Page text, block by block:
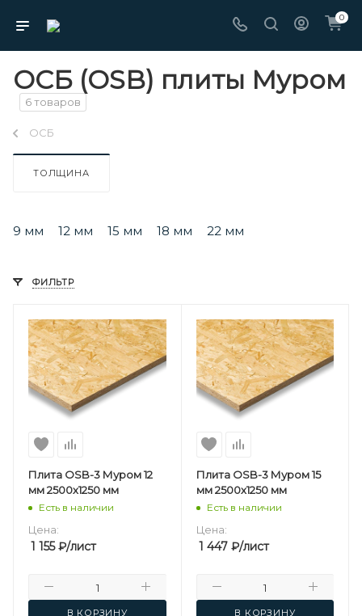
0
ОСБ (OSB) плиты Муром
6 товаров
ОСБ
ТОЛЩИНА
9 мм 12 мм 15 мм 18 мм 22 мм
ФИЛЬТР
Плита OSB-3 Муром 12
мм 2500х1250 мм
Есть в наличии
Цена:
1 155₽/лист
В КОРЗИНУ
Плита OSB-3 Муром 15
мм 2500х1250 мм
Есть в наличии
Цена:
1 447₽/лист
В КОРЗИНУ